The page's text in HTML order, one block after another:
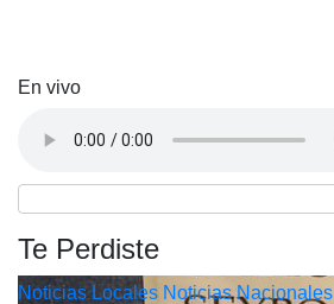
En vivo
Te Perdiste
Noticias Locales Noticias Nacionales